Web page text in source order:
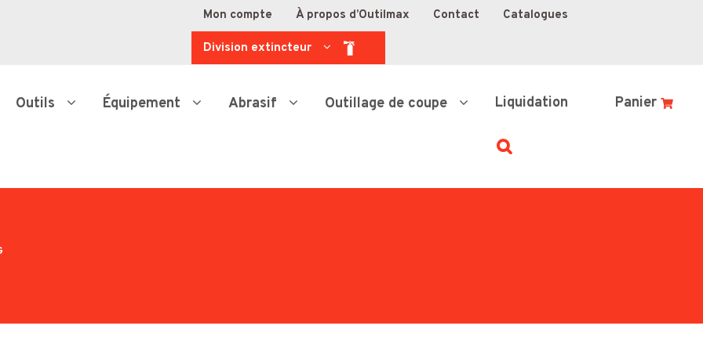
Mon compte À propos d’Outilmax Contact Catalogues
Division extincteur
Outils Équipement Abrasif Outillage de coupe Liquidation Panier